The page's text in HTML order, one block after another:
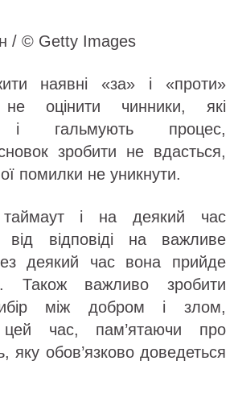
/ © Getty Images
наявні «за» і «проти»
оцінити чинники, які
і гальмують процес,
зробити не вдасться,
помилки не уникнути.
і на деякий час
від відповіді на важливе
деякий час вона прийде
важливо зробити
між добром і злом,
час, пам’ятаючи про
яку обов’язково доведеться